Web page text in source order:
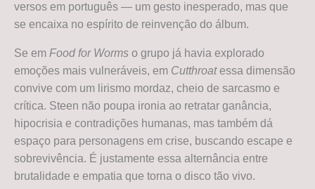
versos em português — um gesto inesperado, mas que
se encaixa no espírito de reinvenção do álbum.
Se em Food for Worms o grupo já havia explorado
emoções mais vulneráveis, em Cutthroatessa dimensão
convive com um lirismo mordaz, cheio de sarcasmo e
crítica. Steen não poupa ironia ao retratar ganância,
hipocrisia e contradições humanas, mas também dá
espaço para personagens em crise, buscando escape e
sobrevivência. É justamente essa alternância entre
brutalidade e empatia que torna o disco tão vivo.